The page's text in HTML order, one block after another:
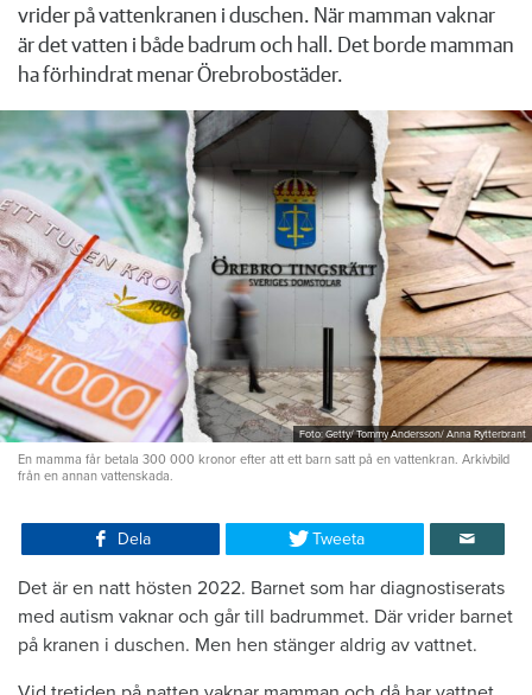
vrider på vattenkranen i duschen. När mamman vaknar
är det vatten i både badrum och hall. Det borde mamman
ha förhindrat menar Örebrobostäder.
Foto: Getty/ Tommy Andersson/ Anna Rytterbrant
En mamma får betala 300 000 kronor efter att ett barn satt på en vattenkran. Arkivbild
från en annan vattenskada.
Dela Tweeta
Det är en natt hösten 2022. Barnet som har diagnostiserats
med autism vaknar och går till badrummet. Där vrider barnet
på kranen i duschen. Men hen stänger aldrig av vattnet.